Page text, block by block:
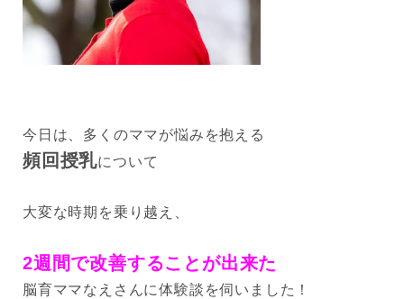
今日は、多くのママが悩みを抱える
頻回授乳について
大変な時期を乗り越え、
2週間で改善することが出来た
脳育ママなえさんに体験談を伺いました！